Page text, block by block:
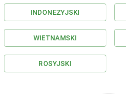
INDONEZYJSKI
WIETNAMSKI
ROSYJSKI